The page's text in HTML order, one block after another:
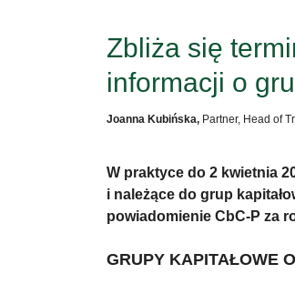
Zbliża się
informacji o
Joanna Kubińska, Partner, Head of
W praktyce do 2 kwietnia
i należące do grup
powiadomienie CbC-P za
GRUPY KAPITAŁOWE